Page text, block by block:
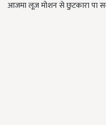
आजमा लूज मोशन से छुटकारा पा